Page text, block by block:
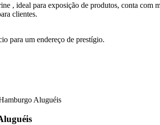
, ideal para exposição de produtos, conta
clientes.
para um endereço de prestígio.